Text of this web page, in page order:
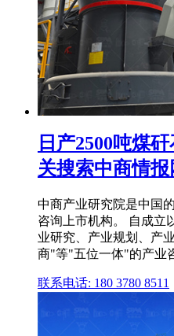
日产2500吨煤
关搜索中商情报
中商产业研究院是中国
咨询上市机构。 自成立
业研究、产业规划、产
商"等"五位一体"的产业
联系电话: 180 3780 8511